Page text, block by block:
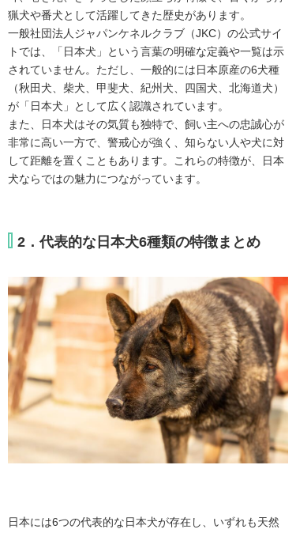
猟犬や番犬として活躍してきた歴史があります。
一般社団法人ジャパンケネルクラブ（JKC）の公式サイ
トでは、「日本犬」という言葉の明確な定義や一覧は示
されていません。ただし、一般的には日本原産の6犬種
（秋田犬、柴犬、甲斐犬、紀州犬、四国犬、北海道犬）
が「日本犬」として広く認識されています。
また、日本犬はその気質も独特で、飼い主への忠誠心が
非常に高い一方で、警戒心が強く、知らない人や犬に対
して距離を置くこともあります。これらの特徴が、日本
犬ならではの魅力につながっています。
2．代表的な日本犬6種類の特徴まとめ
日本には6つの代表的な日本犬が存在し、いずれも天然